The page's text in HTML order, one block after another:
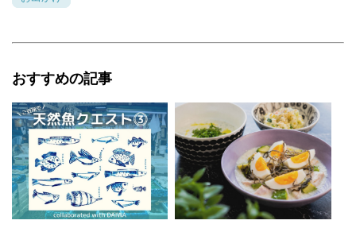
おすすめの記事